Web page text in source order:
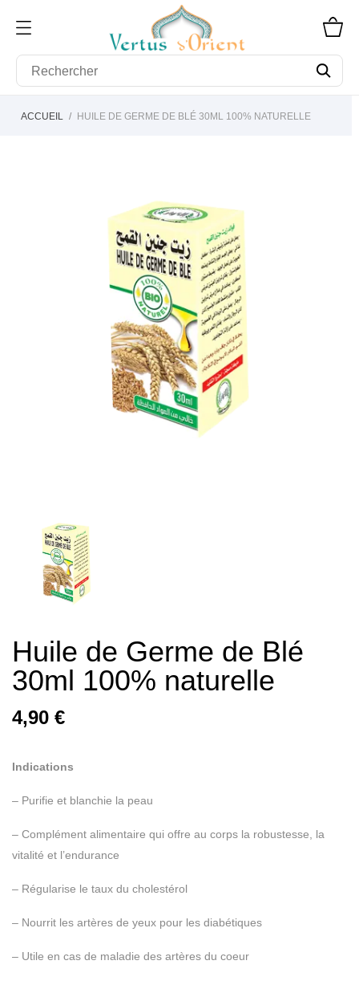
ACCUEIL HUILE DE GERME DE BLÉ 30ML 100% NATURELLE
Huile de Germe de Blé
30ml 100% naturelle
4,90 €
Indications
– Purifie et blanchie la peau
– Complément alimentaire qui offre au corps la robustesse, la
vitalité et l’endurance
– Régularise le taux du cholestérol
– Nourrit les artères de yeux pour les diabétiques
– Utile en cas de maladie des artères du coeur